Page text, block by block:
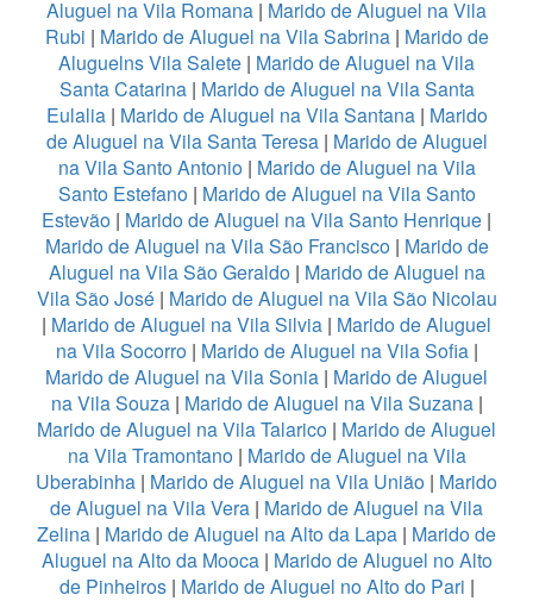
Aluguel na Vila Romana | Marido de Aluguel na Vila
Rubi | Marido de Aluguel na Vila Sabrina| Marido de
Aluguelns Vila Salete | Marido de Aluguel na Vila
Santa Catarina| Marido de Aluguel na Vila Santa
Eulalia| Marido de Aluguel na Vila Santana| Marido
de Aluguel na Vila Santa Teresa| Marido de Aluguel
na Vila Santo Antonio| Marido de Aluguel na Vila
Santo Estefano| Marido de Aluguel na Vila Santo
Estevão | Marido de Aluguel na Vila Santo Henrique |
Marido de Aluguel na Vila São Francisco| Marido de
Aluguel na Vila São Geraldo| Marido de Aluguel na
Vila São José| Marido de Aluguel na Vila São Nicolau
| Marido de Aluguel na Vila Silvia | Marido de Aluguel
na Vila Socorro| Marido de Aluguel na Vila Sofia|
Marido de Aluguel na Vila Sonia | Marido de Aluguel
na Vila Souza| Marido de Aluguel na Vila Suzana|
Marido de Aluguel na Vila Talarico | Marido de Aluguel
na Vila Tramontano| Marido de Aluguel na Vila
Uberabinha | Marido de Aluguel na Vila União | Marido
de Aluguel na Vila Vera | Marido de Aluguel na Vila
Zelina | Marido de Aluguel na Alto da Lapa | Marido de
Aluguel na Alto da Mooca| Marido de Aluguel no Alto
de Pinheiros| Marido de Aluguel no Alto do Pari |